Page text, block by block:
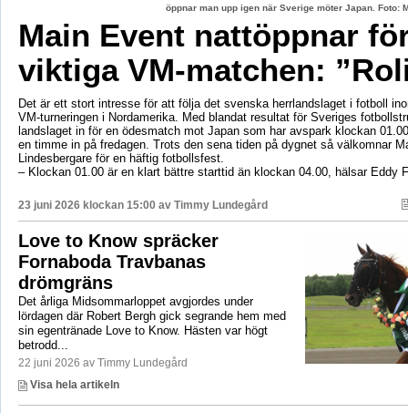
öppnar man upp igen när Sverige möter Japan. Foto:
Main Event nattöppnar
viktiga VM-matchen:
Det är ett stort intresse för att följa det svenska herrlandslaget i fotboll
VM-turneringen i Nordamerika. Med blandat resultat för Sveriges
landslaget in för en ödesmatch mot Japan som har avspark klockan
en timme in på fredagen. Trots den sena tiden på dygnet så välkomnar
Lindesbergare för en häftig fotbollsfest.
– Klockan 01.00 är en klart bättre starttid än klockan 04.00, hälsar Eddy
23 juni 2026 klockan 15:00 av Timmy Lundegård
Love to Know spräcker
Fornaboda Travbanas
drömgräns
Det årliga Midsommarloppet avgjordes under
lördagen där Robert Bergh gick segrande hem med
sin egentränade Love to Know. Hästen var högt
betrodd...
22 juni 2026 av Timmy Lundegård
Visa hela artikeln